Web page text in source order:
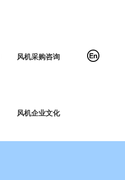
风机采购咨询
风机企业文化